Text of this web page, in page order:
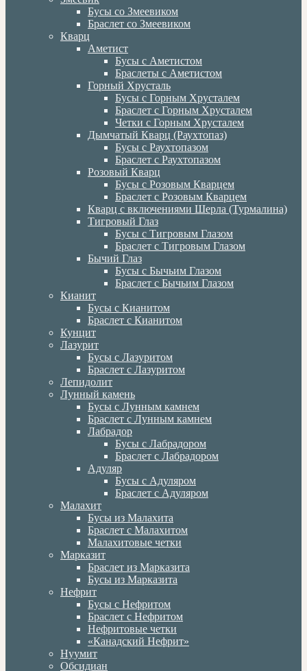
Бусы со Змеевиком
Браслет со Змеевиком
Кварц
Аметист
Бусы с Аметистом
Браслеты с Аметистом
Горный Хрусталь
Бусы с Горным Хрусталем
Браслет с Горным Хрусталем
Четки с Горным Хрусталем
Дымчатый Кварц (Раухтопаз)
Бусы с Раухтопазом
Браслет с Раухтопазом
Розовый Кварц
Бусы с Розовым Кварцем
Браслет с Розовым Кварцем
Кварц с включениями Шерла (Турмалина)
Тигровый Глаз
Бусы с Тигровым Глазом
Браслет с Тигровым Глазом
Бычий Глаз
Бусы с Бычьим Глазом
Браслет с Бычьим Глазом
Кианит
Бусы с Кианитом
Браслет с Кианитом
Кунцит
Лазурит
Бусы с Лазуритом
Браслет с Лазуритом
Лепидолит
Лунный камень
Бусы с Лунным камнем
Браслет с Лунным камнем
Лабрадор
Бусы с Лабрадором
Браслет с Лабрадором
Адуляр
Бусы с Адуляром
Браслет с Адуляром
Малахит
Бусы из Малахита
Браслет с Малахитом
Малахитовые четки
Марказит
Браслет из Марказита
Бусы из Марказита
Нефрит
Бусы с Нефритом
Браслет с Нефритом
Нефритовые четки
«Канадский Нефрит»
Нуумит
Обсидиан